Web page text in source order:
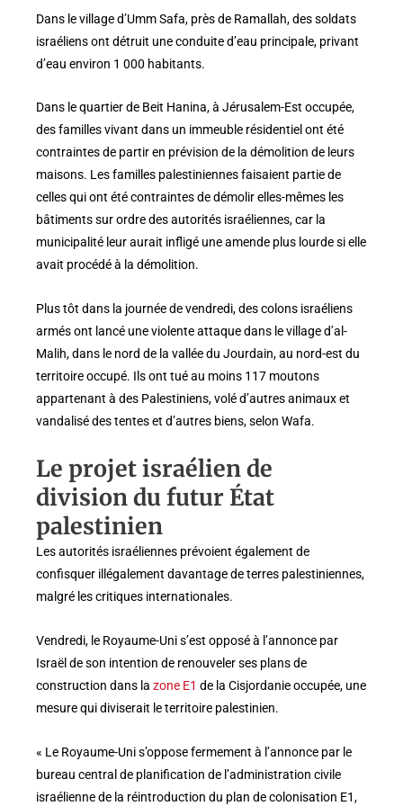
Dans le village d’Umm Safa, près de Ramallah, des soldats
israéliens ont détruit une conduite d’eau principale, privant
d’eau environ 1 000 habitants.
Dans le quartier de Beit Hanina, à Jérusalem-Est occupée,
des familles vivant dans un immeuble résidentiel ont été
contraintes de partir en prévision de la démolition de leurs
maisons. Les familles palestiniennes faisaient partie de
celles qui ont été contraintes de démolir elles-mêmes les
bâtiments sur ordre des autorités israéliennes, car la
municipalité leur aurait infligé une amende plus lourde si elle
avait procédé à la démolition.
Plus tôt dans la journée de vendredi, des colons israéliens
armés ont lancé une violente attaque dans le village d’al-
Malih, dans le nord de la vallée du Jourdain, au nord-est du
territoire occupé. Ils ont tué au moins 117 moutons
appartenant à des Palestiniens, volé d’autres animaux et
vandalisé des tentes et d’autres biens, selon Wafa.
Le projet israélien de
division du futur État
palestinien
Les autorités israéliennes prévoient également de
confisquer illégalement davantage de terres palestiniennes,
malgré les critiques internationales.
Vendredi, le Royaume-Uni s’est opposé à l’annonce par
Israël de son intention de renouveler ses plans de
construction dans la zone E1 de la Cisjordanie occupée, une
mesure qui diviserait le territoire palestinien.
« Le Royaume-Uni s’oppose fermement à l’annonce par le
bureau central de planification de l’administration civile
israélienne de la réintroduction du plan de colonisation E1,